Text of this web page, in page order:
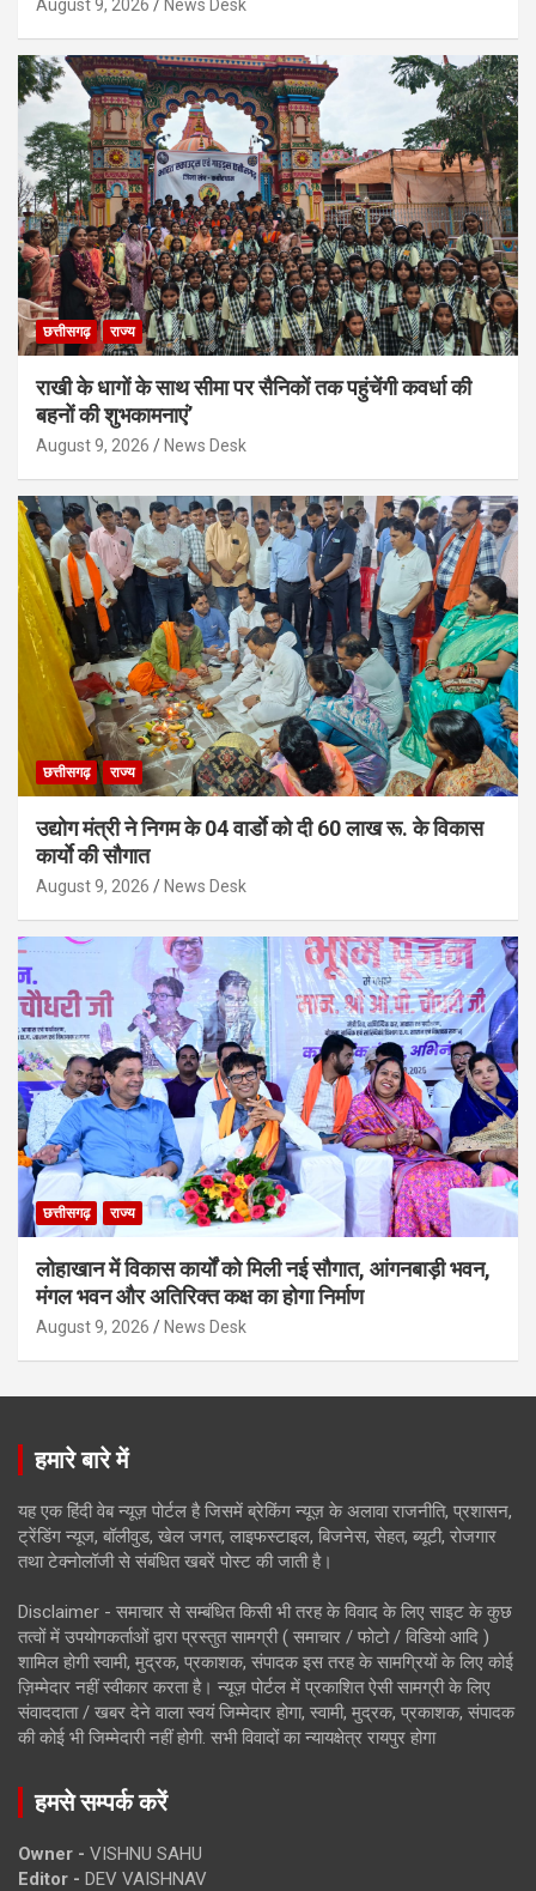
August 9, 2026 News Desk
छत्तीसगढ़ राज्य
राखी के धागों के साथ सीमा पर सैनिकों तक पहुंचेंगी कवर्धा की
बहनों की शुभकामनाएं’
August 9, 2026 News Desk
छत्तीसगढ़ राज्य
उद्योग मंत्री ने निगम के 04 वार्डाे को दी 60 लाख रू. के विकास
कार्याे की सौगात
August 9, 2026 News Desk
छत्तीसगढ़ राज्य
लोहाखान में विकास कार्यों को मिली नई सौगात, आंगनबाड़ी भवन,
मंगल भवन और अतिरिक्त कक्ष का होगा निर्माण
August 9, 2026 News Desk
हमारे बारे में
यह एक हिंदी वेब न्यूज़ पोर्टल है जिसमें ब्रेकिंग न्यूज़ के अलावा राजनीति, प्रशासन,
ट्रेंडिंग न्यूज, बॉलीवुड, खेल जगत, लाइफस्टाइल, बिजनेस, सेहत, ब्यूटी, रोजगार
तथा टेक्नोलॉजी से संबंधित खबरें पोस्ट की जाती है।
Disclaimer - समाचार से सम्बंधित किसी भी तरह के विवाद के लिए साइट के कुछ
तत्वों में उपयोगकर्ताओं द्वारा प्रस्तुत सामग्री ( समाचार / फोटो / विडियो आदि )
शामिल होगी स्वामी, मुद्रक, प्रकाशक, संपादक इस तरह के सामग्रियों के लिए कोई
ज़िम्मेदार नहीं स्वीकार करता है। न्यूज़ पोर्टल में प्रकाशित ऐसी सामग्री के लिए
संवाददाता / खबर देने वाला स्वयं जिम्मेदार होगा, स्वामी, मुद्रक, प्रकाशक, संपादक
की कोई भी जिम्मेदारी नहीं होगी. सभी विवादों का न्यायक्षेत्र रायपुर होगा
हमसे सम्पर्क करें
Owner - VISHNU SAHU
Editor - DEV VAISHNAV